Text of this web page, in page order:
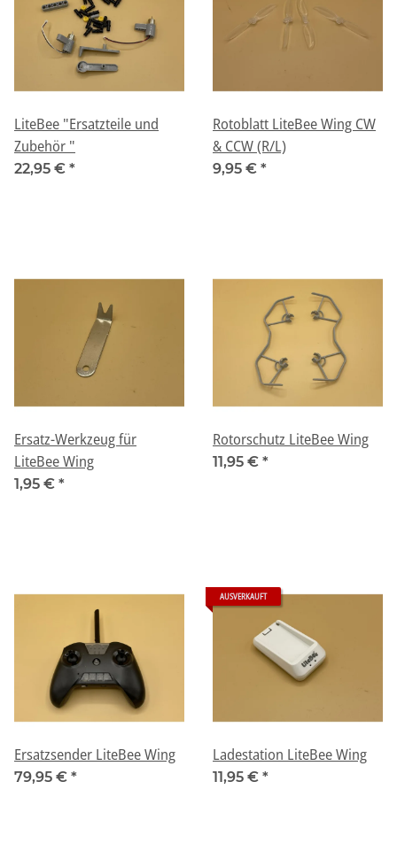
LiteBee "Ersatzteile und
Zubehör "
22,95 € *
Rotoblatt LiteBee Wing CW
& CCW (R/L)
9,95 € *
Ersatz-Werkzeug für
LiteBee Wing
1,95 € *
Rotorschutz LiteBee Wing
11,95 € *
Ersatzsender LiteBee Wing
79,95 € *
AUSVERKAUFT
Ladestation LiteBee Wing
11,95 € *